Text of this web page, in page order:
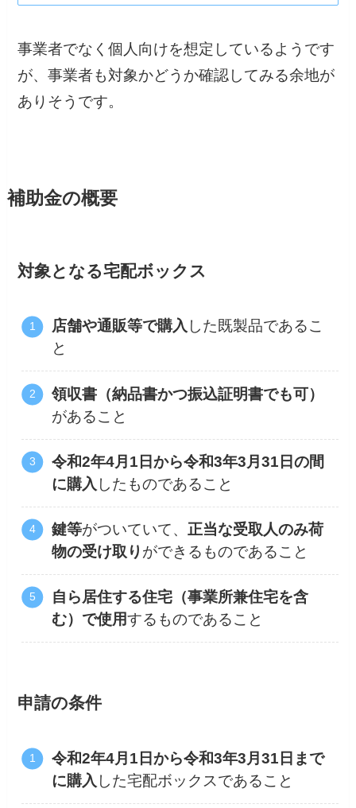
事業者でなく個人向けを想定しているようです
が、事業者も対象かどうか確認してみる余地が
ありそうです。
補助金の概要
対象となる宅配ボックス
店舗や通販等で購入 した既製品であるこ
と
領収書（納品書かつ振込証明書でも可）
があること
令和2年4月1日から令和3年3月31日の間
に購入 したものであること
鍵等がついていて、 正当な受取人のみ荷
物の受け取り ができるものであること
自ら居住する住宅（事業所兼住宅を含
む）で使用するものであること
申請の条件
令和2年4月1日から令和3年3月31日まで
に購入 した宅配ボックスであること